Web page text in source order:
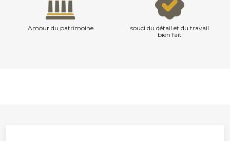
Amour du patrimoine
souci du détail et du travail
bien fait